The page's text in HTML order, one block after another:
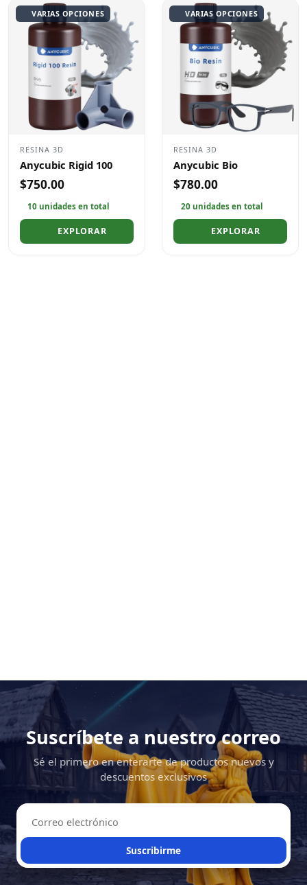
VARIAS OPCIONES
RESINA 3D
Anycubic Rigid 100
$750.00
10 unidades en total
EXPLORAR
VARIAS OPCIONES
RESINA 3D
Anycubic Bio
$780.00
20 unidades en total
EXPLORAR
Suscríbete a nuestro correo
Sé el primero en enterarte de productos nuevos y
descuentos exclusivos
Suscribirme